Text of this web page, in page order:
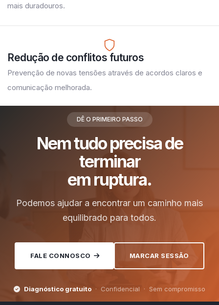
mais duradouros.
Redução de conflitos futuros
Prevenção de novas tensões através de acordos claros e
comunicação melhorada.
DÊ O PRIMEIRO PASSO
Nem tudo precisa de
terminar
em ruptura.
Podemos ajudar a encontrar um caminho mais
equilibrado para todos.
FALE CONNOSCO MARCAR SESSÃO
Diagnóstico gratuito · Confidencial · Sem compromisso